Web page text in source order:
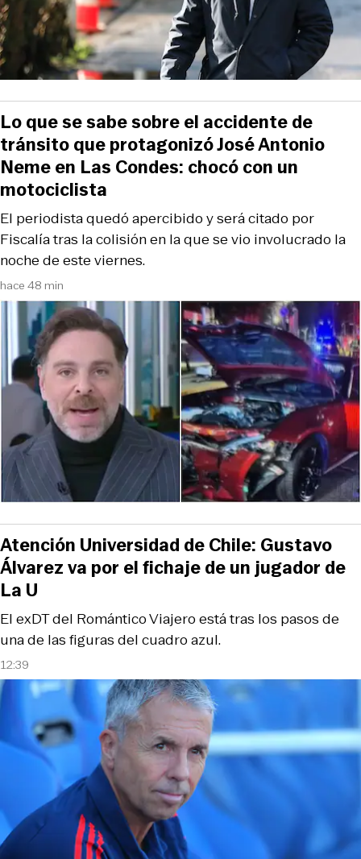
hace 48 min
El periodista quedó apercibido y será citado por
Fiscalía tras la colisión en la que se vio involucrado la
noche de este viernes.
Lo que se sabe sobre el accidente de
tránsito que protagonizó José Antonio
Neme en Las Condes: chocó con un
motociclista
12:39
El exDT del Romántico Viajero está tras los pasos de
una de las figuras del cuadro azul.
Atención Universidad de Chile: Gustavo
Álvarez va por el fichaje de un jugador de
La U